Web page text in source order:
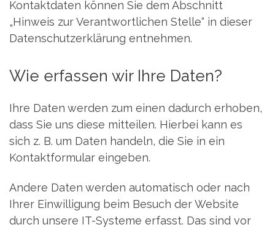
Kontaktdaten können Sie dem Abschnitt
„Hinweis zur Verantwortlichen Stelle“ in dieser
Datenschutzerklärung entnehmen.
Wie erfassen wir Ihre Daten?
Ihre Daten werden zum einen dadurch erhoben,
dass Sie uns diese mitteilen. Hierbei kann es
sich z. B. um Daten handeln, die Sie in ein
Kontaktformular eingeben.
Andere Daten werden automatisch oder nach
Ihrer Einwilligung beim Besuch der Website
durch unsere IT-Systeme erfasst. Das sind vor